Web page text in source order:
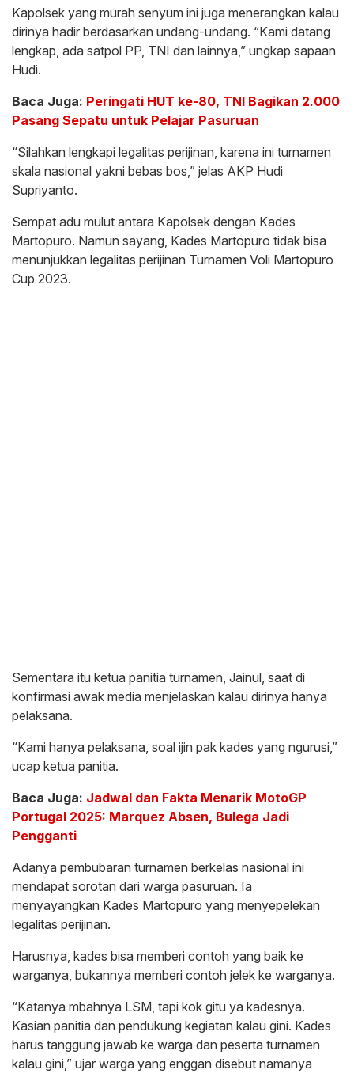
Kapolsek yang murah senyum ini juga menerangkan kalau
dirinya hadir berdasarkan undang-undang. “Kami datang
lengkap, ada satpol PP, TNI dan lainnya,” ungkap sapaan
Hudi.
Baca Juga: Peringati HUT ke-80, TNI Bagikan 2.000
Pasang Sepatu untuk Pelajar Pasuruan
“Silahkan lengkapi legalitas perijinan, karena ini turnamen
skala nasional yakni bebas bos,” jelas AKP Hudi
Supriyanto.
Sempat adu mulut antara Kapolsek dengan Kades
Martopuro. Namun sayang, Kades Martopuro tidak bisa
menunjukkan legalitas perijinan Turnamen Voli Martopuro
Cup 2023.
Sementara itu ketua panitia turnamen, Jainul, saat di
konfirmasi awak media menjelaskan kalau dirinya hanya
pelaksana.
“Kami hanya pelaksana, soal ijin pak kades yang ngurusi,”
ucap ketua panitia.
Baca Juga: Jadwal dan Fakta Menarik MotoGP
Portugal 2025: Marquez Absen, Bulega Jadi
Pengganti
Adanya pembubaran turnamen berkelas nasional ini
mendapat sorotan dari warga pasuruan. Ia
menyayangkan Kades Martopuro yang menyepelekan
legalitas perijinan.
Harusnya, kades bisa memberi contoh yang baik ke
warganya, bukannya memberi contoh jelek ke warganya.
“Katanya mbahnya LSM, tapi kok gitu ya kadesnya.
Kasian panitia dan pendukung kegiatan kalau gini. Kades
harus tanggung jawab ke warga dan peserta turnamen
kalau gini,” ujar warga yang enggan disebut namanya